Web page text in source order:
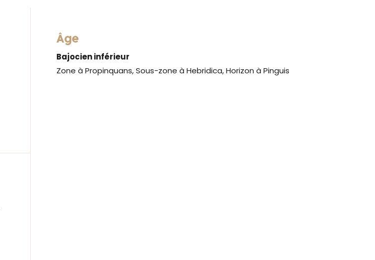
Âge
Bajocien inférieur
Zone à Propinquans, Sous-zone à Hebridica, Horizon à Pinguis